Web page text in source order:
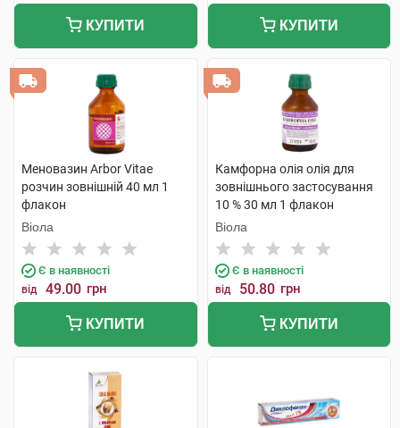
КУПИТИ КУПИТИ
Меновазин Arbor Vitae
розчин зовнішній 40 мл 1
флакон
Віола
Є в наявності
від 49.00 грн
КУПИТИ
Камфорна олія олія для
зовнішнього застосування
10 % 30 мл 1 флакон
Віола
Є в наявності
від 50.80 грн
КУПИТИ